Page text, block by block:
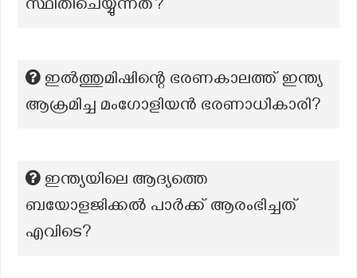
സ്ഥിതിചെയ്യുന്നത്?
ഇൽത്തുമിഷിന്റെ ഭരണകാലത്ത് ഇന്ത്യ
ആക്രമിച്ച മംഗോളിയൻ ഭരണാധികാരി?
ഇന്ത്യയിലെ ആദ്യത്തെ
ബയോളജിക്കൽ പാർക്ക് ആരംഭിച്ചത്
എവിടെ?